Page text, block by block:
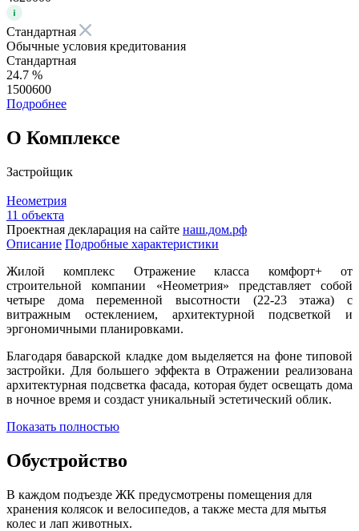
Стандартная
Обычные условия кредитования
Стандартная
24.7 %
1500600
Подробнее
О Комплексе
Застройщик
Неометрия
11 объекта
Проектная декларация на сайте наш.дом.рф
Описание Подробные характеристики
Жилой комплекс Отражение класса комфорт+ от
строительной компании «Неометрия» представляет собой
четыре дома переменной высотности (22-23 этажа) с
витражным остеклением, архитектурной подсветкой и
эргономичными планировками.
Благодаря баварской кладке дом выделяется на фоне типовой
застройки. Для большего эффекта в Отражении реализована
архитектурная подсветка фасада, которая будет освещать дома
в ночное время и создаст уникальный эстетический облик.
Показать полностью
Обустройство
В каждом подъезде ЖК предусмотрены помещения для
хранения колясок и велосипедов, а также места для мытья
колес и лап животных.